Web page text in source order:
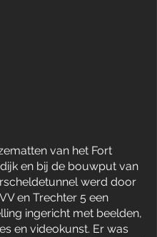
van het Fort
en bij de bouwput van
werd door
en Trechter 5 een
ingericht met beelden,
en videokunst. Er was